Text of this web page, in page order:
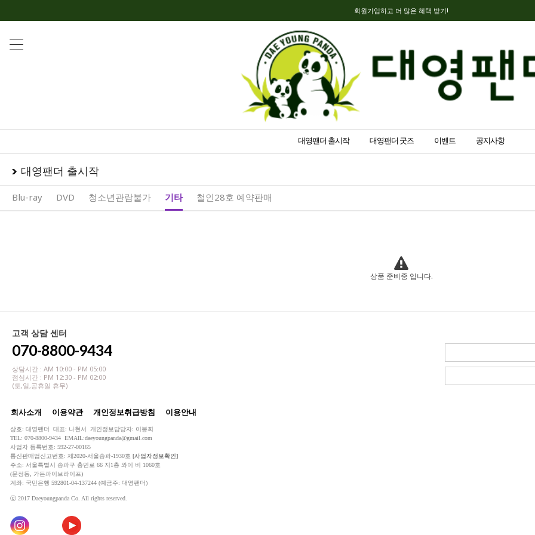
회원가입하고 더 많은 혜택 받기!
대영팬더 출시작 대영팬더 굿즈 이벤트 공지사항
대영팬더 출시작
Blu-ray DVD 청소년관람불가 기타 철인28호 예약판매
상품 준비중 입니다.
고객 상담 센터
070-8800-9434
상담시간 : AM 10:00 - PM 05:00
점심시간 : PM 12:30 - PM 02:00
(토,일,공휴일 휴무)
회사소개 이용약관 개인정보취급방침 이용안내
상호: 대영팬더 대표: 나현서 개인정보담당자: 이봉희
TEL: 070-8800-9434 EMAIL:daeyoungpanda@gmail.com
사업자 등록번호: 592-27-00165
통신판매업신고번호: 제2020-서울송파-1930호 [사업자정보확인]
주소: 서울특별시 송파구 충민로 66 지1층 와이 비 1060호
(문정동, 가든파이브라이프)
계좌: 국민은행 592801-04-137244 (예금주: 대영팬더)
ⓒ 2017 Daeyoungpanda Co. All rights reserved.